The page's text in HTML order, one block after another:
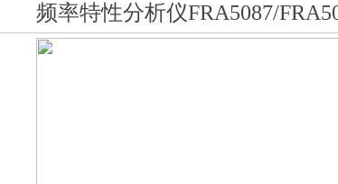
频率特性分析仪FRA5087/